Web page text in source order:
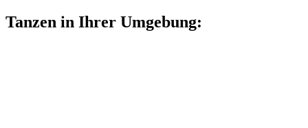
Tanzen in Ihrer Umgebung: